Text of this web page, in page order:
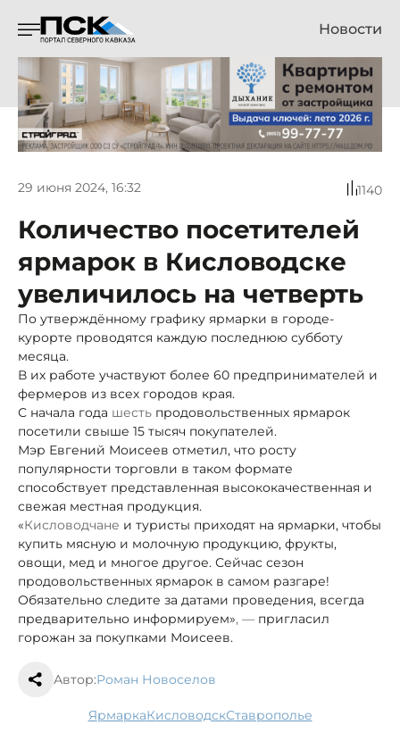
Новости
29 июня 2024, 16:32 1140
Количество посетителей
ярмарок в Кисловодске
увеличилось на четверть
По утверждённому графику ярмарки в городе-
курорте проводятся каждую последнюю субботу
месяца.
В их работе участвуют более 60 предпринимателей и
фермеров из всех городов края.
С начала года шесть продовольственных ярмарок
посетили свыше 15 тысяч покупателей.
Мэр Евгений Моисеев отметил, что росту
популярности торговли в таком формате
способствует представленная высококачественная и
свежая местная продукция.
«Кисловодчане и туристы приходят на ярмарки, чтобы
купить мясную и молочную продукцию, фрукты,
овощи, мед и многое другое. Сейчас сезон
продовольственных ярмарок в самом разгаре!
Обязательно следите за датами проведения, всегда
предварительно информируем», — пригласил
горожан за покупками Моисеев.
Автор:Роман Новоселов
ярмарка Кисловодск Ставрополье